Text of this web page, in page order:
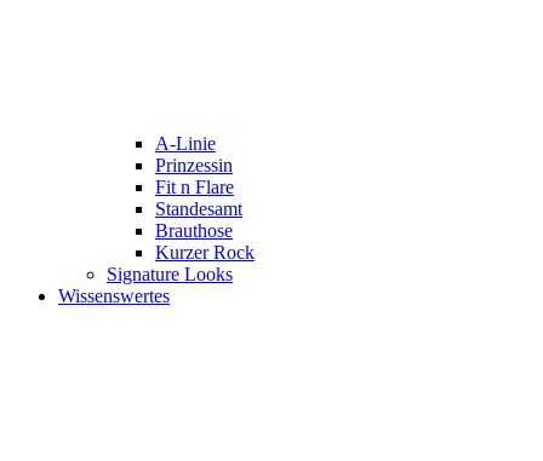
A-Linie
Prinzessin
Fit n Flare
Standesamt
Brauthose
Kurzer Rock
Signature Looks
Wissenswertes